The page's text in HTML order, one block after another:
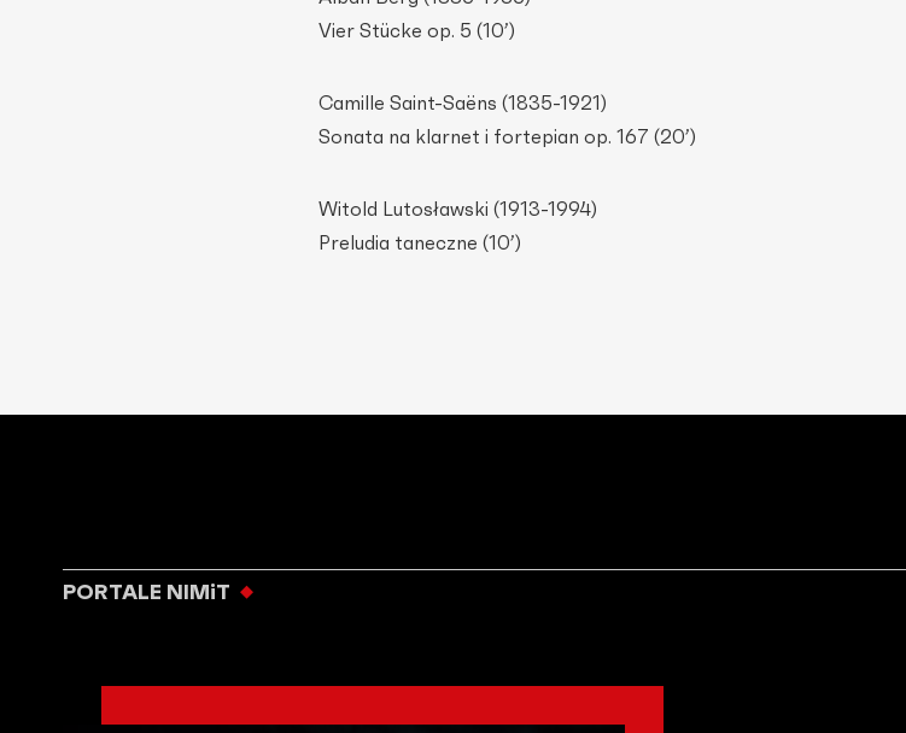
Vier Stücke op. 5 (10’)
Camille Saint-Saëns (1835-1921)
Sonata na klarnet i fortepian op. 167 (20’)
Witold Lutosławski (1913-1994)
Preludia taneczne (10’)
PORTALE NIMiT